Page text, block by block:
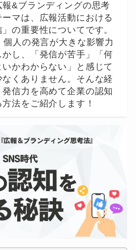
&ブランディングの思考
マは、広報活動における
」の重要性についてです。
個人の発言が大きな影響力
かし、「発信が苦手」「何
かわからない」と感じて
くありません。そんな経
信力を高めて企業の認知
法をご紹介します！